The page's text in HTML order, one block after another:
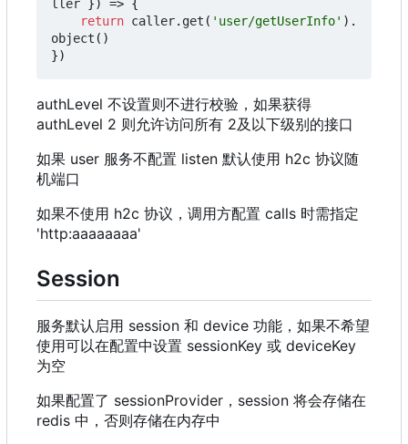
ller }) => {
return caller. get ( 'user/getUserInfo' ).
object ()
})
authLevel 不设置则不进行校验，如果获得
authLevel 2 则允许访问所有 2及以下级别的接口
如果 user 服务不配置 listen 默认使用 h2c 协议随
机端口
如果不使用 h2c 协议，调用方配置 calls 时需指定
'http:aaaaaaaa'
Session
服务默认启用 session 和 device 功能，如果不希望
使用可以在配置中设置 sessionKey 或 deviceKey
为空
如果配置了 sessionProvider ， session 将会存储在
redis 中，否则存储在内存中